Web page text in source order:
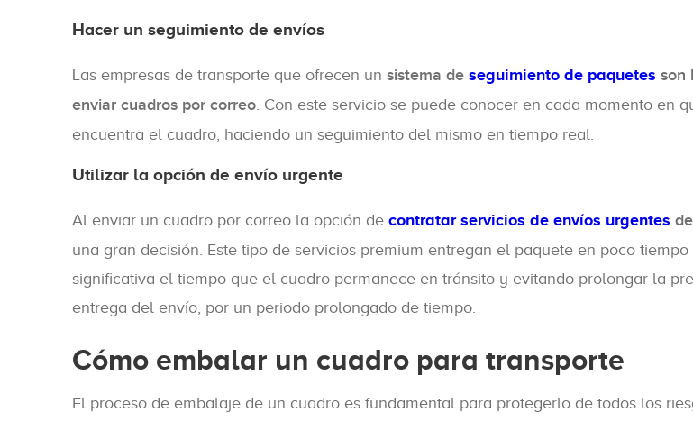
Hacer un seguimiento de envíos
Las empresas de transporte que ofrecen un sistema de seguimiento de paquetes son
enviar cuadros por correo. Con este servicio se puede conocer en cada momento en
encuentra el cuadro, haciendo un seguimiento del mismo en tiempo real.
Utilizar la opción de envío urgente
Al enviar un cuadro por correo la opción de contratar servicios de envíos urgentes
una gran decisión. Este tipo de servicios premium entregan el paquete en poco
significativa el tiempo que el cuadro permanece en tránsito y evitando prolongar la
entrega del envío, por un periodo prolongado de tiempo.
Cómo embalar un cuadro para transporte
El proceso de embalaje de un cuadro es fundamental para protegerlo de todos los